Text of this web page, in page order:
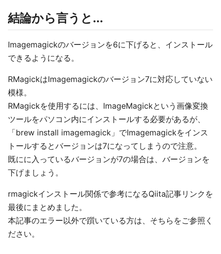
結論から言うと...
Imagemagickのバージョンを6に下げると、インストール
できるようになる。
RMagickはImagemagickのバージョン7に対応していない
模様。
RMagickを使用するには、ImageMagickという画像変換
ツールをパソコン内にインストールする必要があるが、
「brew install imagemagick」でImagemagickをインス
トールするとバージョンは7になってしまうので注意。
既にに入っているバージョンが7の場合は、バージョンを
下げましょう。
rmagickインストール関係で参考になるQiita記事リンクを
最後にまとめました。
本記事のエラー以外で躓いている方は、そちらをご参照く
ださい。